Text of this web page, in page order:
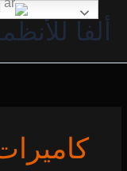
المحتوىألفا